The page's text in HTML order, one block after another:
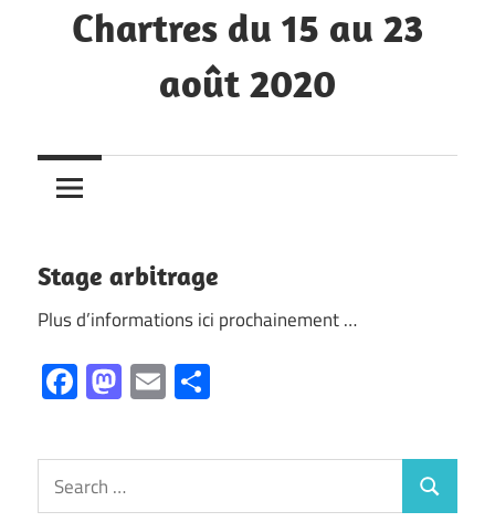
Chartres du 15 au 23
août 2020
Stage arbitrage
Plus d’informations ici prochainement …
Facebook
Mastodon
Email
Search
for:
Search